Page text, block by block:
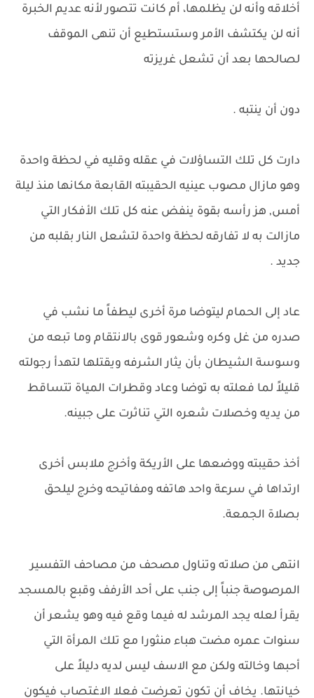
أخلاقه وأنه لن يظلمها، أم كانت تتصور لأنه عديم الخبرة
أنه لن يكتشف الأمر وستستطيع أن تنهى الموقف
لصالحها بعد أن تشعل غريزته
دون أن ينتبه .
دارت كل تلك التساؤلات في عقله وقليه في لحظة واحدة
وهو مازال مصوب عينيه الحقيبته القابعة مكانها منذ ليلة
أمس, هز رأسه بقوة ينفض عنه كل تلك الأفكار التي
مازالت به لا تفارقه لحظة واحدة لتشعل النار بقلبه من
جديد .
عاد إلى الحمام ليتوضا مرة أخرى ليطفاً ما نشب في
صدره من غل وكره وشعور قوى بالانتقام وما تبعه من
وسوسة الشيطان بأن يثار الشرفه ويقتلها لتهدأ رجولته
قليلاً لما فعلته به توضا وعاد وقطرات المياة تتساقط
من يديه وخصلات شعره التي تناثرت على جبينه.
أخذ حقيبته ووضعها على الأريكة وأخرج ملابس أخرى
ارتداها في سرعة واحد هاتفه ومفاتيحه وخرج ليلحق
بصلاة الجمعة.
انتهى من صلاته وتناول مصحف من مصاحف التفسير
المرصوصة جنباً إلى جنب على أحد الأرفف وقبع بالمسجد
يقرأ لعله يجد المرشد له فيما وقع فيه وهو يشعر أن
سنوات عمره مضت هباء منثورا مع تلك المرأة التي
أحبها وخالته ولكن مع الاسف ليس لديه دليلاً على
خيانتها. يخاف أن تكون تعرضت فعلا الاغتصاب فيكون